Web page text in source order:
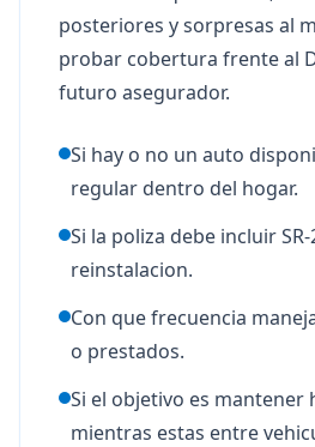
posteriores y sorpresas al
probar cobertura frente al
futuro asegurador.
Si hay o no un auto
regular dentro del hogar.
Si la poliza debe incluir
reinstalacion.
Con que frecuencia
o prestados.
Si el objetivo es
mientras estas entre